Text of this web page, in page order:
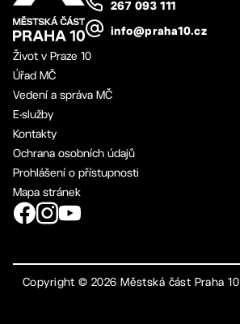
267 093 111
info@praha10.cz
Život v Praze 10
Úřad MČ
Vedení a správa MČ
E-služby
Kontakty
Ochrana osobních údajů
Prohlášení o přístupnosti
Mapa stránek
Copyright ©2026 Městská část Praha 10